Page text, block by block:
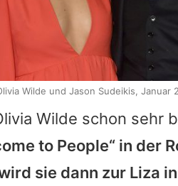
Wilde schon sehr
to People“ in der
sie dann zur Liza
Wilde und Jason Sudeikis, Januar